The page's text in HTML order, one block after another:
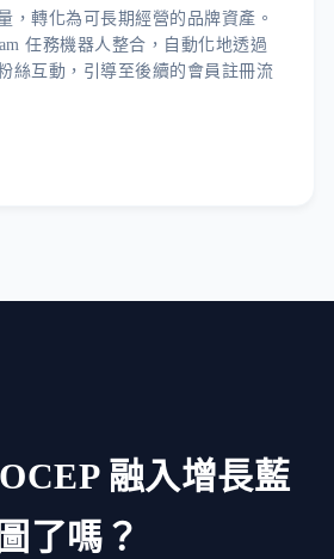
，轉化為可長期經營的品牌資產。
任務機器人整合，自動化地透過
絲互動，引導至後續的會員註冊流
融入增長藍
圖了嗎？